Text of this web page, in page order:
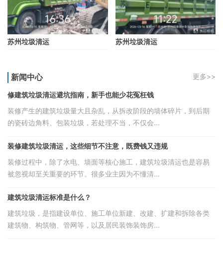
苏州垃圾清运 苏州垃圾清运
新闻中心 更多>>
修建筑垃圾清运避坑指南，新手也能少花冤枉钱
装修产生的建筑垃圾量大且杂乱，从拆改阶段的墙体碎片，到后期
的瓷砖边角料、包装垃圾，若处理不当，不仅会...
装修建筑垃圾清运，这些细节不注意，既费钱又违规
装修过程中，除了水电、墙面等核心施工，建筑垃圾清运也是容易
被忽视却至关重要的环节。很多业主因为不懂清...
建筑垃圾清运标准是什么？
建筑垃圾，是指建设单位、施工单位新建、改建、扩建和拆除各类
建筑物、构筑物、管网等，以及居民装饰装饰房...